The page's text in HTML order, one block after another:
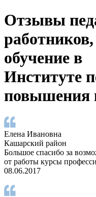
Отзывы
обучение в
Институте
повышения
Елена Ивановна
Кашарский район
Большое спасибо за
от работы курсы
08.06.2017